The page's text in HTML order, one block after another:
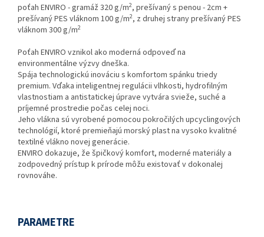
poťah ENVIRO - gramáž 320 g/m2, prešívaný s penou - 2cm +
prešívaný PES vláknom 100 g/m2, z druhej strany prešívaný PES
vláknom 300 g/m2
Poťah ENVIRO vznikol ako moderná odpoveď na
environmentálne výzvy dneška.
Spája technologickú inováciu s komfortom spánku triedy
premium. Vďaka inteligentnej regulácii vlhkosti, hydrofilným
vlastnostiam a antistatickej úprave vytvára svieže, suché a
príjemné prostredie počas celej noci.
Jeho vlákna sú vyrobené pomocou pokročilých upcyclingových
technológií, ktoré premieňajú morský plast na vysoko kvalitné
textilné vlákno novej generácie.
ENVIRO dokazuje, že špičkový komfort, moderné materiály a
zodpovedný prístup k prírode môžu existovať v dokonalej
rovnováhe.
PARAMETRE